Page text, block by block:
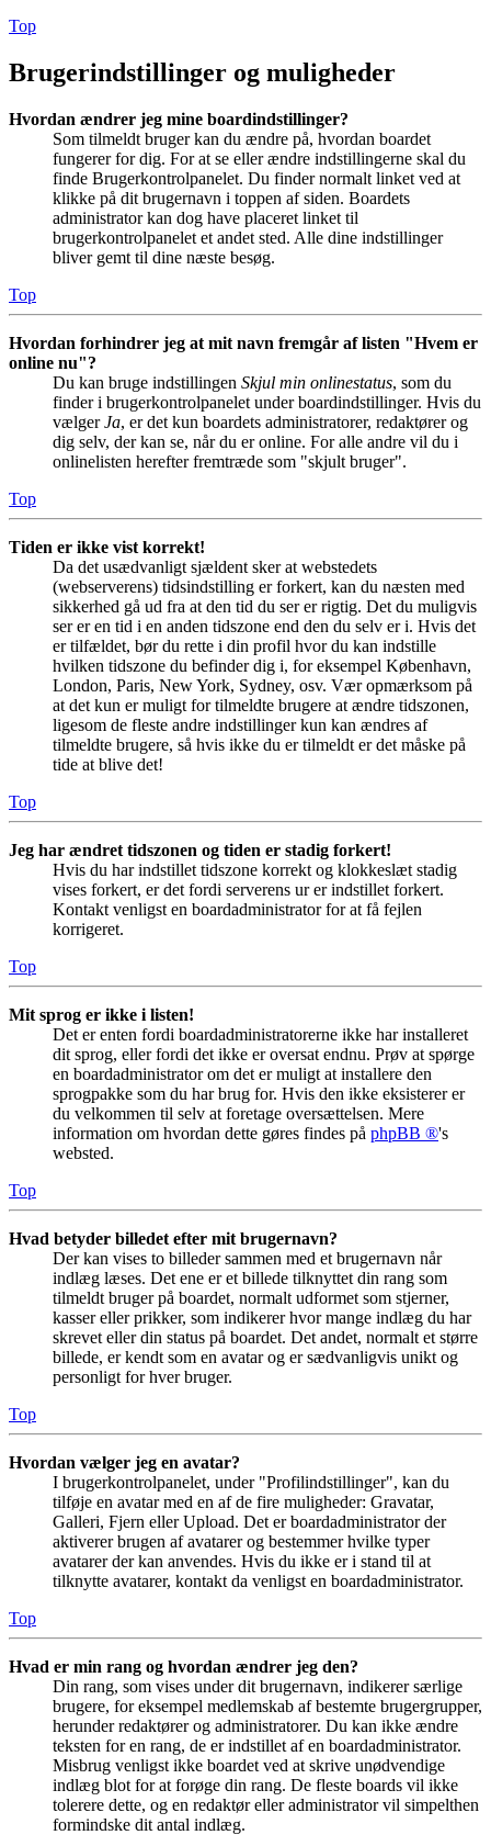
Top
Brugerindstillinger og muligheder
Hvordan ændrer jeg mine boardindstillinger?
Som tilmeldt bruger kan du ændre på, hvordan boardet
fungerer for dig. For at se eller ændre indstillingerne skal du
finde Brugerkontrolpanelet. Du finder normalt linket ved at
klikke på dit brugernavn i toppen af siden. Boardets
administrator kan dog have placeret linket til
brugerkontrolpanelet et andet sted. Alle dine indstillinger
bliver gemt til dine næste besøg.
Top
Hvordan forhindrer jeg at mit navn fremgår af listen "Hvem er
online nu"?
Du kan bruge indstillingen Skjul min onlinestatus, som du
finder i brugerkontrolpanelet under boardindstillinger. Hvis du
vælgerJa, er det kun boardets administratorer, redaktører og
dig selv, der kan se, når du er online. For alle andre vil du i
onlinelisten herefter fremtræde som "skjult bruger".
Top
Tiden er ikke vist korrekt!
Da det usædvanligt sjældent sker at webstedets
(webserverens) tidsindstilling er forkert, kan du næsten med
sikkerhed gå ud fra at den tid du ser er rigtig. Det du muligvis
ser er en tid i en anden tidszone end den du selv er i. Hvis det
er tilfældet, bør du rette i din profil hvor du kan indstille
hvilken tidszone du befinder dig i, for eksempel København,
London, Paris, New York, Sydney, osv. Vær opmærksom på
at det kun er muligt for tilmeldte brugere at ændre tidszonen,
ligesom de fleste andre indstillinger kun kan ændres af
tilmeldte brugere, så hvis ikke du er tilmeldt er det måske på
tide at blive det!
Top
Jeg har ændret tidszonen og tiden er stadig forkert!
Hvis du har indstillet tidszone korrekt og klokkeslæt stadig
vises forkert, er det fordi serverens ur er indstillet forkert.
Kontakt venligst en boardadministrator for at få fejlen
korrigeret.
Top
Mit sprog er ikke i listen!
Det er enten fordi boardadministratorerne ikke har installeret
dit sprog, eller fordi det ikke er oversat endnu. Prøv at spørge
en boardadministrator om det er muligt at installere den
sprogpakke som du har brug for. Hvis den ikke eksisterer er
du velkommen til selv at foretage oversættelsen. Mere
information om hvordan dette gøres findes på phpBB ®'s
websted.
Top
Hvad betyder billedet efter mit brugernavn?
Der kan vises to billeder sammen med et brugernavn når
indlæg læses. Det ene er et billede tilknyttet din rang som
tilmeldt bruger på boardet, normalt udformet som stjerner,
kasser eller prikker, som indikerer hvor mange indlæg du har
skrevet eller din status på boardet. Det andet, normalt et større
billede, er kendt som en avatar og er sædvanligvis unikt og
personligt for hver bruger.
Top
Hvordan vælger jeg en avatar?
I brugerkontrolpanelet, under "Profilindstillinger", kan du
tilføje en avatar med en af de fire muligheder: Gravatar,
Galleri, Fjern eller Upload. Det er boardadministrator der
aktiverer brugen af avatarer og bestemmer hvilke typer
avatarer der kan anvendes. Hvis du ikke er i stand til at
tilknytte avatarer, kontakt da venligst en boardadministrator.
Top
Hvad er min rang og hvordan ændrer jeg den?
Din rang, som vises under dit brugernavn, indikerer særlige
brugere, for eksempel medlemskab af bestemte brugergrupper,
herunder redaktører og administratorer. Du kan ikke ændre
teksten for en rang, de er indstillet af en boardadministrator.
Misbrug venligst ikke boardet ved at skrive unødvendige
indlæg blot for at forøge din rang. De fleste boards vil ikke
tolerere dette, og en redaktør eller administrator vil simpelthen
formindske dit antal indlæg.